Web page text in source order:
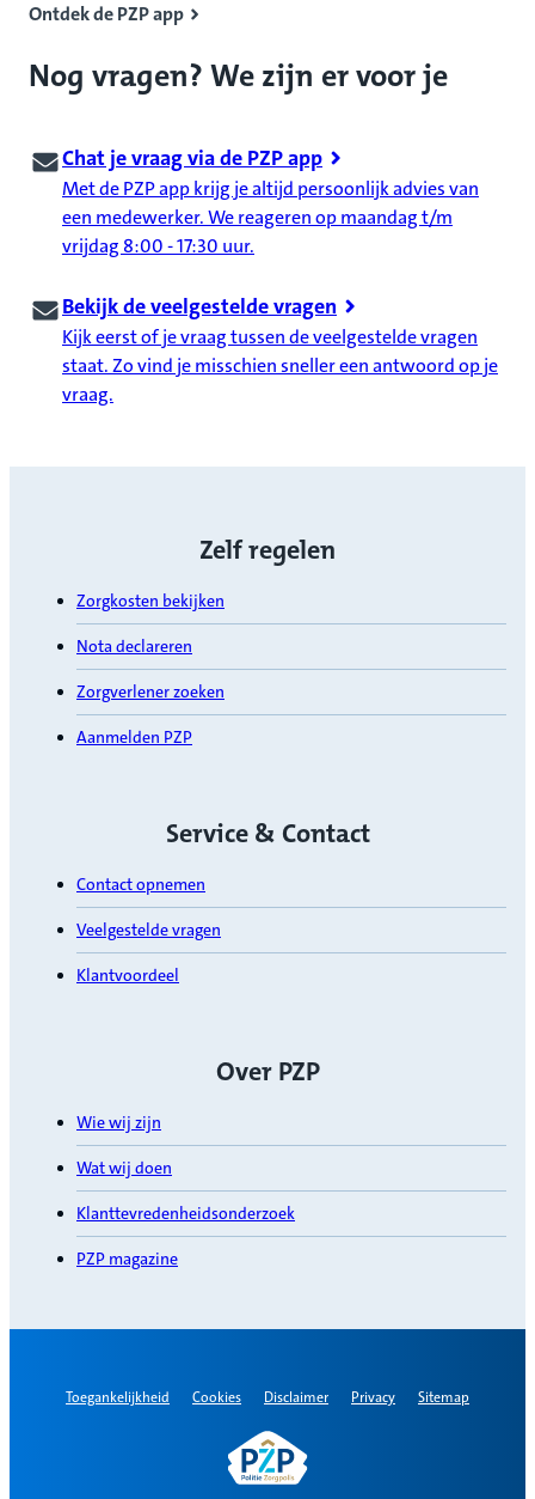
Ontdek de PZP app
Nog vragen? We zijn er voor je
Chat je vraag via de PZP app
Met de PZP app krijg je altijd persoonlijk advies van
een medewerker. We reageren op maandag t/m
vrijdag 8:00 - 17:30 uur.
Bekijk de veelgestelde vragen
Kijk eerst of je vraag tussen de veelgestelde vragen
staat. Zo vind je misschien sneller een antwoord op je
vraag.
Zelf regelen
Zorgkosten bekijken
Nota declareren
Zorgverlener zoeken
Aanmelden PZP
Service & Contact
Contact opnemen
Veelgestelde vragen
Klantvoordeel
Over PZP
Wie wij zijn
Wat wij doen
Klanttevredenheidsonderzoek
PZP magazine
Toegankelijkheid Cookies Disclaimer Privacy Sitemap